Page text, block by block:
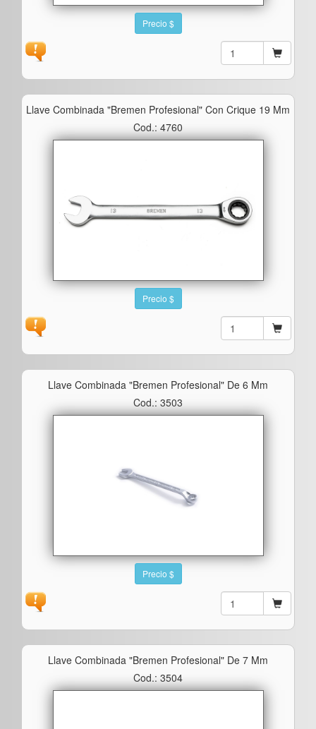
Precio $
Llave Combinada "bremen Profesional" Con Crique 19 Mm
Cod.: 4760
Precio $
Llave Combinada "bremen Profesional" De 6 Mm
Cod.: 3503
Precio $
Llave Combinada "bremen Profesional" De 7 Mm
Cod.: 3504